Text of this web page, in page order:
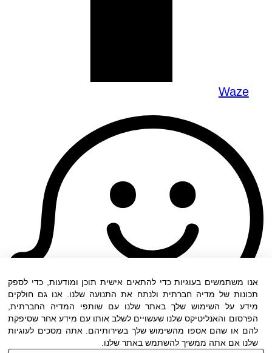
Waze
אנו משתמשים בעוגיות כדי להתאים אישית תוכן ומודעות, כדי לספק
תכונות של מדיה חברתית ולנתח את התנועה שלנו. אנו גם חולקים
מידע על השימוש שלך באתר שלנו עם שותפי המדיה החברתית,
הפרסום והאנליטיקס שלנו שעשויים לשלב אותו עם מידע אחר שסיפקת
להם או שהם אספו מהשימוש שלך בשירותיהם. אתה מסכים לעוגיות
שלנו אם אתה ממשיך להשתמש באתר שלנו.